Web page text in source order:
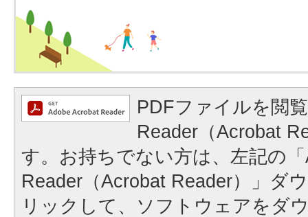
PDFファイルを閲
Reader（Acrobat
す。お持ちでない方は、左記の
Reader（Acrobat Reader）」ダ
リックして、ソフトウェアをダ